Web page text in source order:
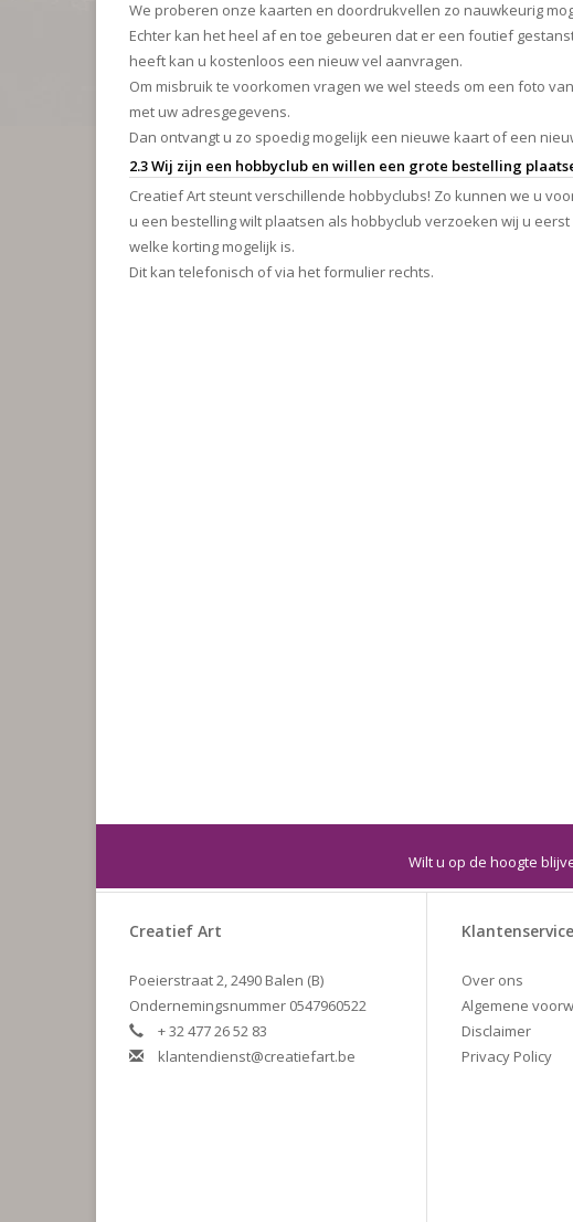
We proberen onze kaarten en doordrukvellen zo nauwkeurig
Echter kan het heel af en toe gebeuren dat er een foutief
heeft kan u kostenloos een nieuw vel aanvragen.
Om misbruik te voorkomen vragen we wel steeds om een foto
met uw adresgegevens.
Dan ontvangt u zo spoedig mogelijk een nieuwe kaart of een
2.3 Wij zijn een hobbyclub en willen een grote bestelling
Creatief Art steunt verschillende hobbyclubs! Zo kunnen we u
u een bestelling wilt plaatsen als hobbyclub verzoeken wij u
welke korting mogelijk is.
Dit kan telefonisch of via het formulier rechts.
Wilt u op de hoogte
Creatief Art
Poeierstraat 2, 2490 Balen (B)
Ondernemingsnummer 0547960522
+ 32 477 26 52 83
klantendienst@creatiefart.be
Klantenservice
Over ons
Algemene
Disclaimer
Privacy Policy